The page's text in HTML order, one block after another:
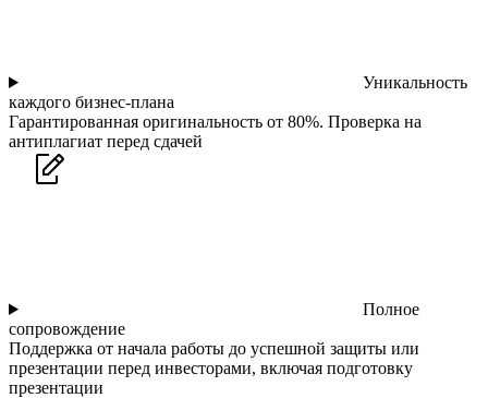
Уникальность
каждого бизнес-плана
Гарантированная оригинальность от 80%. Проверка на
антиплагиат перед сдачей
Полное
сопровождение
Поддержка от начала работы до успешной защиты или
презентации перед инвесторами, включая подготовку
презентации